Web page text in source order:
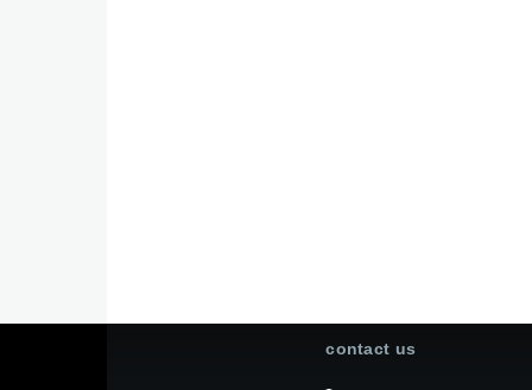
contact us